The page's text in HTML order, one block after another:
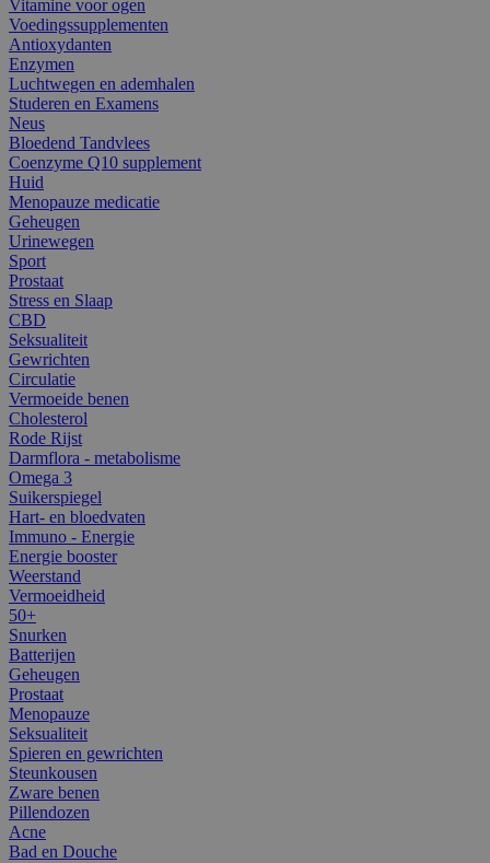
Vitamine voor ogen
Voedingssupplementen
Antioxydanten
Enzymen
Luchtwegen en ademhalen
Studeren en Examens
Neus
Bloedend Tandvlees
Coenzyme Q10 supplement
Huid
Menopauze medicatie
Geheugen
Urinewegen
Sport
Prostaat
Stress en Slaap
CBD
Seksualiteit
Gewrichten
Circulatie
Vermoeide benen
Cholesterol
Rode Rijst
Darmflora - metabolisme
Omega 3
Suikerspiegel
Hart- en bloedvaten
Immuno - Energie
Energie booster
Weerstand
Vermoeidheid
50+
Snurken
Batterijen
Geheugen
Prostaat
Menopauze
Seksualiteit
Spieren en gewrichten
Steunkousen
Zware benen
Pillendozen
Acne
Bad en Douche